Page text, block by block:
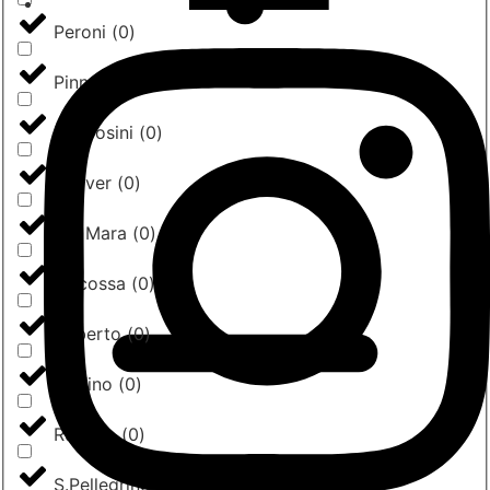
Peroni (0)
Pinna
Pio Tosini (0)
Pralver (0)
Rio Mara (0)
Riscossa (0)
Roberto(0)
Ruffino (0)
Rummo(0)
S.Pellegrino